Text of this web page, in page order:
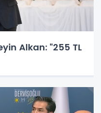
Alkan: "255 TL